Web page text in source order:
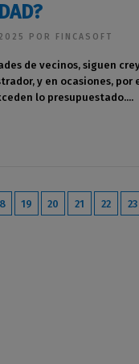
POR FINCASOFT
de vecinos, siguen
y en ocasiones, por
lo presupuestado....
19 20 21 22 23